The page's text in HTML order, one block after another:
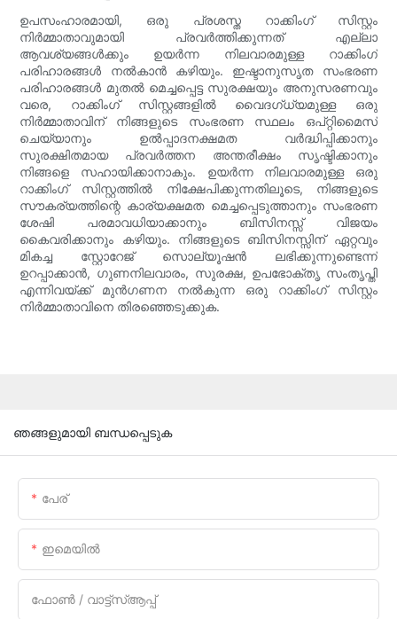
ഉപസംഹാരമായി, ഒരു പ്രശസ്ത റാക്കിംഗ് സിസ്റ്റം
നിർമ്മാതാവുമായി പ്രവർത്തിക്കുന്നത് എല്ലാ
ആവശ്യങ്ങൾക്കും ഉയർന്ന നിലവാരമുള്ള റാക്കിംഗ്
പരിഹാരങ്ങൾ നൽകാൻ കഴിയും. ഇഷ്ടാനുസൃത സംഭരണ
പരിഹാരങ്ങൾ മുതൽ മെച്ചപ്പെട്ട സുരക്ഷയും അനുസരണവും
വരെ, റാക്കിംഗ് സിസ്റ്റങ്ങളിൽ വൈദഗ്ധ്യമുള്ള ഒരു
നിർമ്മാതാവിന് നിങ്ങളുടെ സംഭരണ സ്ഥലം ഒപ്റ്റിമൈസ്
ചെയ്യാനും ഉൽപ്പാദനക്ഷമത വർദ്ധിപ്പിക്കാനും
സുരക്ഷിതമായ പ്രവർത്തന അന്തരീക്ഷം സൃഷ്ടിക്കാനും
നിങ്ങളെ സഹായിക്കാനാകും. ഉയർന്ന നിലവാരമുള്ള ഒരു
റാക്കിംഗ് സിസ്റ്റത്തിൽ നിക്ഷേപിക്കുന്നതിലൂടെ, നിങ്ങളുടെ
സൗകര്യത്തിന്റെ കാര്യക്ഷമത മെച്ചപ്പെടുത്താനും സംഭരണ
ശേഷി പരമാവധിയാക്കാനും ബിസിനസ്സ് വിജയം
കൈവരിക്കാനും കഴിയും. നിങ്ങളുടെ ബിസിനസ്സിന് ഏറ്റവും
മികച്ച സ്റ്റോറേജ് സൊല്യൂഷൻ ലഭിക്കുന്നുണ്ടെന്ന്
ഉറപ്പാക്കാൻ, ഗുണനിലവാരം, സുരക്ഷ, ഉപഭോക്തൃ സംതൃപ്തി
എന്നിവയ്ക്ക് മുൻഗണന നൽകുന്ന ഒരു റാക്കിംഗ് സിസ്റ്റം
നിർമ്മാതാവിനെ തിരഞ്ഞെടുക്കുക.
ഞങ്ങളുമായി ബന്ധപ്പെടുക
പേര്
ഇമെയിൽ
ഫോൺ / വാട്ട്സ്ആപ്പ്